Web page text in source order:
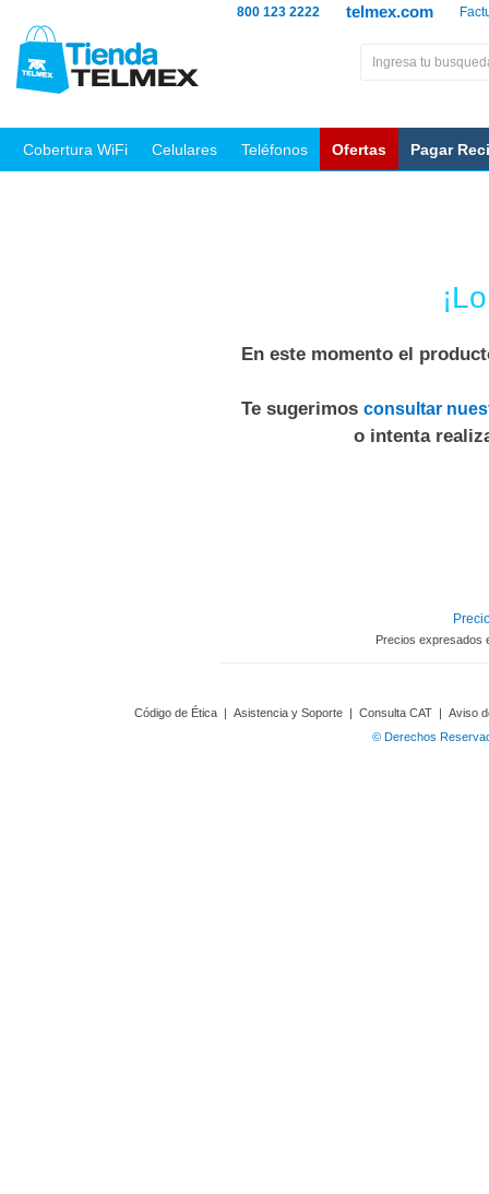
telmex.com
800 123 2222
Cobertura WiFi Celulares Teléfonos Ofertas Pagar
En este momento el
Te sugerimos consultar
o intenta
Precios expresados
Código de Ética | Asistencia y Soporte | Consulta CAT | Aviso
© Derechos